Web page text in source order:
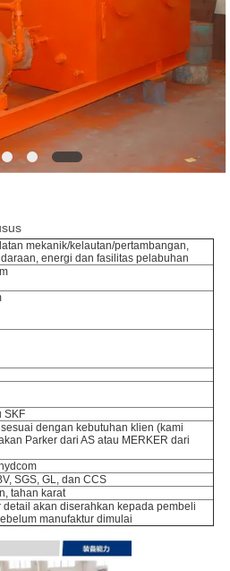
mekanik/kelautan/pertambangan,
energi dan fasilitas pelabuhan
SKF
dengan kebutuhan klien (kami
Parker dari AS atau MERKER dari
SGS, GL, dan CCS
tahan karat
detail akan diserahkan kepada pembeli
manufaktur dimulai